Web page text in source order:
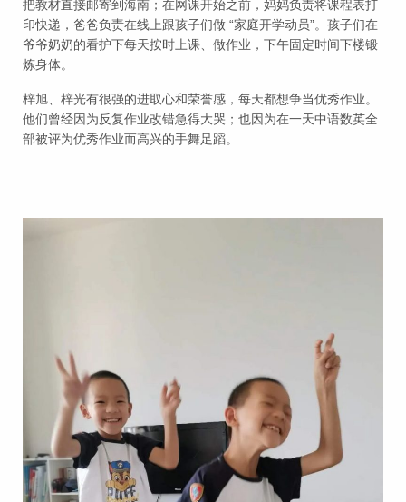
把教材直接邮寄到海南；在网课开始之前，妈妈负责将课程表打
印快递，爸爸负责在线上跟孩子们做 “家庭开学动员”。孩子们在
爷爷奶奶的看护下每天按时上课、做作业，下午固定时间下楼锻
炼身体。
梓旭、梓光有很强的进取心和荣誉感，每天都想争当优秀作业。
他们曾经因为反复作业改错急得大哭；也因为在一天中语数英全
部被评为优秀作业而高兴的手舞足蹈。